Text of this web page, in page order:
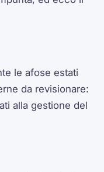
le afose estati
da revisionare:
alla gestione del